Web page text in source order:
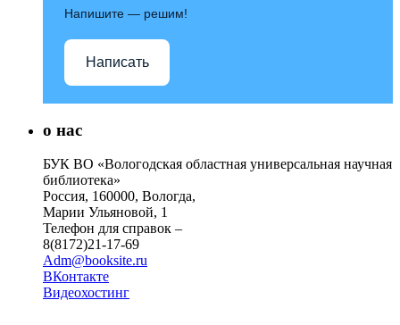
Напишите — решим!
Написать
о нас
БУК ВО «Вологодская областная универсальная научная
библиотека»
Россия, 160000, Вологда,
Марии Ульяновой, 1
Телефон для справок –
8(8172)21-17-69
Adm@booksite.ru
ВКонтакте
Видеохостинг